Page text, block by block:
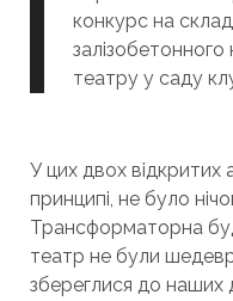
конкурс на
залізобетонного
театру у саду
У цих двох відкритих
принципі, не було
Трансформаторна
театр не були
збереглися до наших